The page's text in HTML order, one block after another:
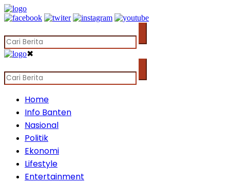
✖
Home
Info Banten
Nasional
Politik
Ekonomi
Lifestyle
Entertainment